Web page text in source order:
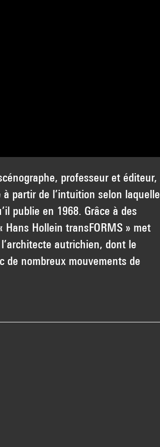
professeur et éditeur,
partir de l’intuition selon laquelle
publie en 1968. Grâce à des
Hollein transFORMS » met
autrichien, dont le
de nombreux mouvements de